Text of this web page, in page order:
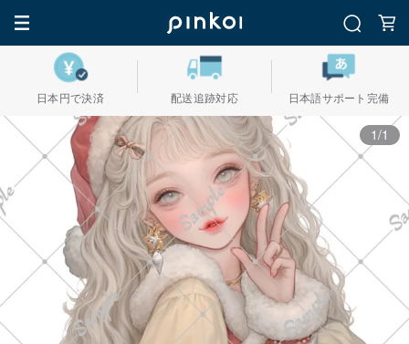
日本円で決済 配送追跡対応 日本語サポート完備
1/1